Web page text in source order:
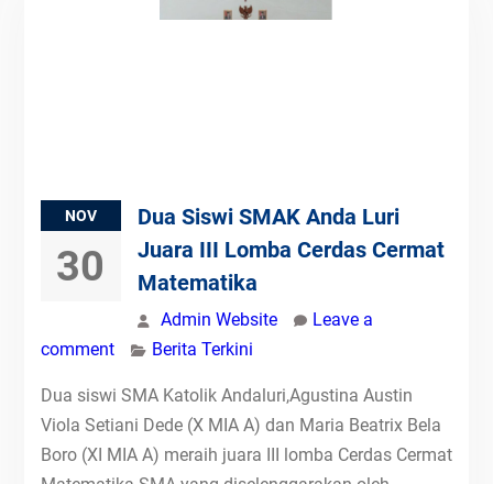
NOV
30
Dua Siswi SMAK Anda Luri
Juara III Lomba Cerdas Cermat
Matematika
Admin Website
Leave a
comment
Berita Terkini
Dua siswi SMA Katolik Andaluri,Agustina Austin
Viola Setiani Dede (X MIA A) dan Maria Beatrix Bela
Boro (XI MIA A) meraih juara III lomba Cerdas Cermat